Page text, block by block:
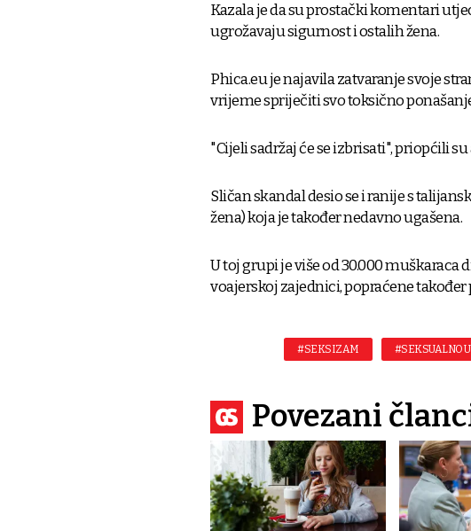
Kazala je da su prostački komentari
ugrožavaju sigurnost i ostalih žena.
Phica.eu je najavila zatvaranje svoje
vrijeme spriječiti svo toksično
"Cijeli sadržaj će se izbrisati", priopćili
Sličan skandal desio se i ranije s
žena) koja je također nedavno ugašena.
U toj grupi je više od 30.000
voajerskoj zajednici, popraćene
#SEKSIZAM #SEKSUALNO
Povezani